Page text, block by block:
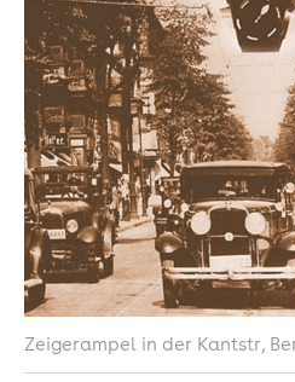
Zeigerampel in der Kantstr,